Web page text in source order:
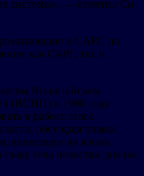
системы», — отметил Си
в CАРГ, по
как САРГ, так и
Всекитайском
(ВСНП) в 1998 году
в работе этого
обсуждая планы
влияющих на жизнь
угла повестки дня по